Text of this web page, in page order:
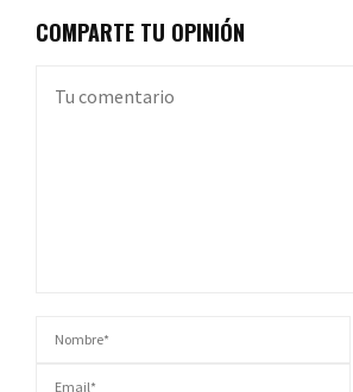
COMPARTE TU OPINIÓN